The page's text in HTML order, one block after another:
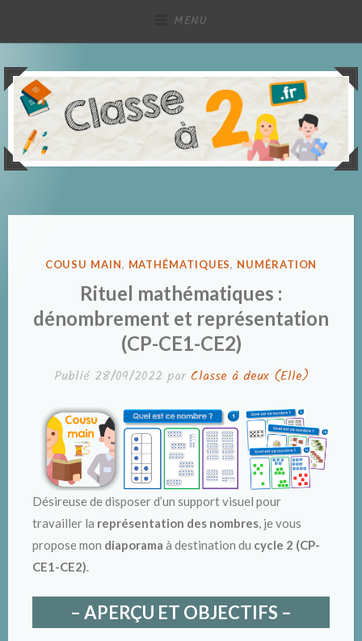
principal
MENU
Classe à deux
PUBLIÉ
COUSU MAIN, MATHÉMATIQUES, NUMÉRATION
Rituel mathématiques :
dénombrement et représentation
(CP-CE1-CE2)
Publié 28/09/2022 par Classe à deux (Elle)
Désireuse de disposer d’un support visuel pour
travailler la représentation des nombres, je vous
propose mon diaporama à destination du cycle 2 (CP-
CE1-CE2).
– APERÇU ET OBJECTIFS –